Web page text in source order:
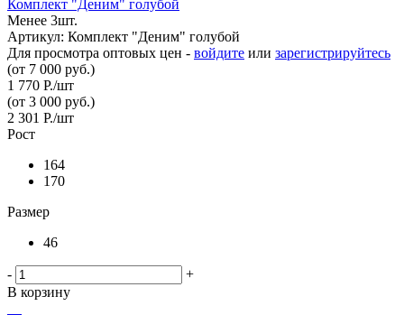
Комплект "Деним" голубой
Менее 3шт.
Артикул: Комплект "Деним" голубой
Для просмотра оптовых цен - войдите или зарегистрируйтесь
(от 7 000 руб.)
1 770 Р./шт
(от 3 000 руб.)
2 301 Р./шт
Рост
164
170
Размер
46
-
+
В корзину